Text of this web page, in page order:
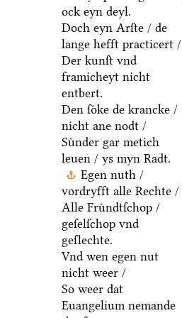
ock eyn deyl.
Doch eyn Arſte / de
lange hefft practicert /
Der kunſt vnd
framicheyt nicht
entbert.
Den ſoͤke de krancke /
nicht ane nodt /
Suͤnder gar metich
leuen / ys myn Radt.
Egen nuth /
vordryfft alle Rechte /
Alle Fruͤndtſchop /
geſelſchop vnd
geſlechte.
Vnd wen egen nut
nicht weer /
So weer dat
Euangelium nemande